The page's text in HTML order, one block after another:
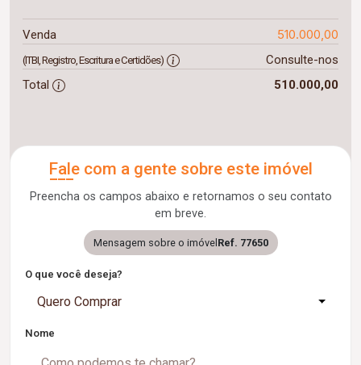
Venda 510.000,00
(ITBI, Registro, Escritura e Certidões)
Consulte-nos
Total
510.000,00
Fale com a gente sobre este imóvel
Preencha os campos abaixo e retornamos o seu contato
em breve.
Mensagem sobre o imóvel Ref. 77650
O que você deseja?
Quero Comprar
Nome